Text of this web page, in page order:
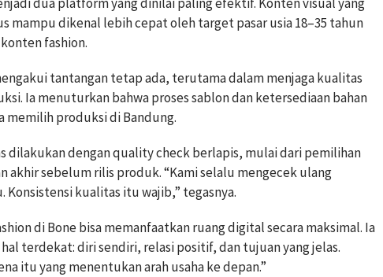
mampu dikenal lebih cepat oleh target pasar usia 18–35 tahun
fashion.
tantangan tetap ada, terutama dalam menjaga kualitas
Ia menuturkan bahwa proses sablon dan ketersediaan bahan
produksi di Bandung.
dilakukan dengan quality check berlapis, mulai dari pemilihan
akhir sebelum rilis produk. “Kami selalu mengecek ulang
kualitas itu wajib,” tegasnya.
di Bone bisa memanfaatkan ruang digital secara maksimal. Ia
terdekat: diri sendiri, relasi positif, dan tujuan yang jelas.
itu yang menentukan arah usaha ke depan.”